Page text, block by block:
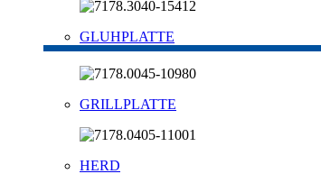
GLUHPLATTE
GRILLPLATTE
HERD